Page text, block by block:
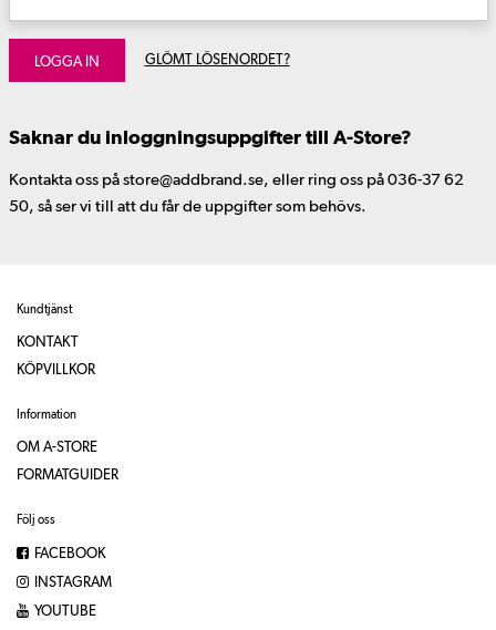
LOGGA IN GLÖMT LÖSENORDET?
Saknar du inloggningsuppgifter till A-Store?
Kontakta oss på store@addbrand.se, eller ring oss på 036-37 62
50, så ser vi till att du får de uppgifter som behövs.
Kundtjänst
KONTAKT
KÖPVILLKOR
Information
OM A-STORE
FORMATGUIDER
Följ oss
FACEBOOK
INSTAGRAM
YOUTUBE